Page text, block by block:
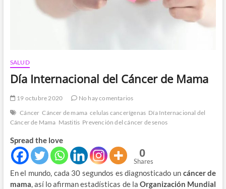
SALUD
Día Internacional del Cáncer de Mama
19 octubre 2020
No hay comentarios
Cáncer Cáncer de mama celulas cancerígenas Día Internacional del
Cáncer de Mama Mastitis Prevención del cáncer de senos
Spread the love
0
Shares
En el mundo, cada 30 segundos es diagnosticado un cáncer de
mama, así lo afirman estadísticas de laOrganización Mundial